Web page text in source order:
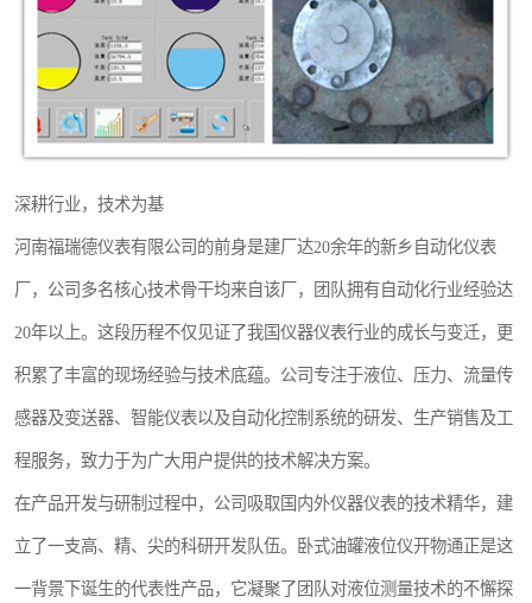
深耕行业，技术为基
河南福瑞德仪表有限公司的前身是建厂达20余年的新乡自动化仪表
厂，公司多名核心技术骨干均来自该厂，团队拥有自动化行业经验达
20年以上。这段历程不仅见证了我国仪器仪表行业的成长与变迁，更
积累了丰富的现场经验与技术底蕴。公司专注于液位、压力、流量传
感器及变送器、智能仪表以及自动化控制系统的研发、生产销售及工
程服务，致力于为广大用户提供的技术解决方案。
在产品开发与研制过程中，公司吸取国内外仪器仪表的技术精华，建
立了一支高、精、尖的科研开发队伍。卧式油罐液位仪开物通正是这
一背景下诞生的代表性产品，它凝聚了团队对液位测量技术的不懈探